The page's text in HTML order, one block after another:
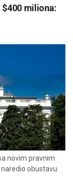
miliona:
novim pravnim
obustavu